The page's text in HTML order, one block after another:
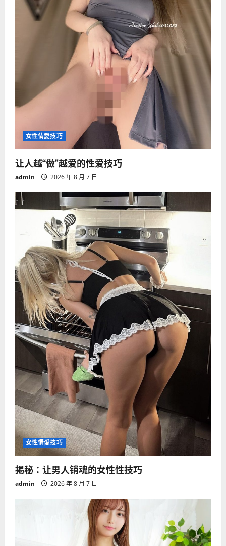
女性情愛技巧
让人越“做”越爱的性爱技巧
admin 2026 年 8 月 7 日
女性情愛技巧
揭秘：让男人销魂的女性性技巧
admin 2026 年 8 月 7 日